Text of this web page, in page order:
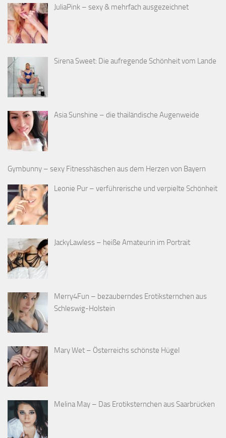
JuliaPink – sexy & mehrfach ausgezeichnet
Sirena Sweet: Die aufregende Schönheit vom Lande
Asia Sunshine – die thailändische Augenweide
Gymbunny – sexy Fitnesshäschen aus dem Herzen von Bayern
Leonie Pur – verführerische und verpielte Schönheit
JackyLawless – heiße Amateurin im Portrait
Merry4Fun – bezauberndes Erotiksternchen aus
Schleswig-Holstein
Mary Wet – Österreichs schönste Hügel
Melina May – Das Erotiksternchen aus Saarbrücken